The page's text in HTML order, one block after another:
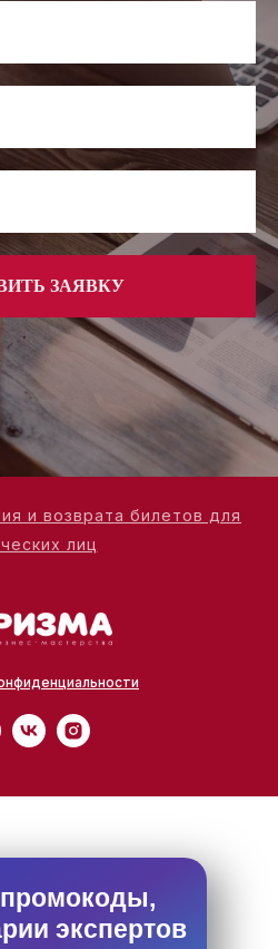
ЗАЯВКУ
и возврата билетов для
лиц
экспертов